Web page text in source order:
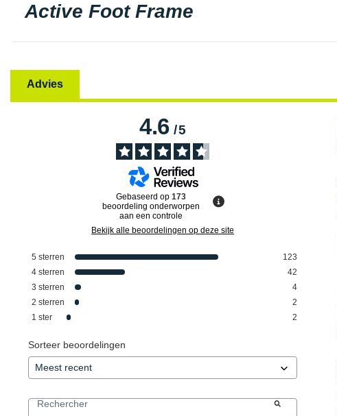
Active Foot Frame
Advies
4.6/5
Gebaseerd op173
beoordeling onderworpen
aan een controle
Bekijk alle beoordelingen op deze site
5 sterren
123
4 sterren
42
3 sterren
4
2 sterren
2
1 ster 2
Sorteer beoordelingen